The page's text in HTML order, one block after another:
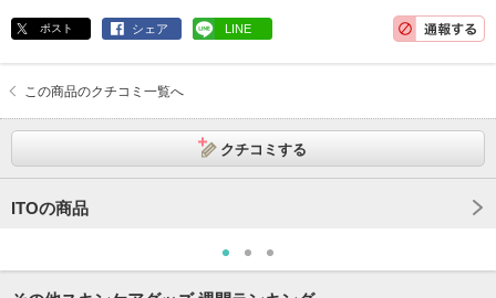
ポスト シェア LINE
この商品のクチコミ一覧へ
クチコミする
ITOの商品